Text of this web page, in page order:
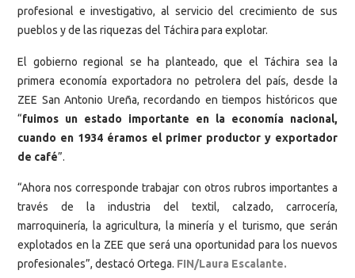
profesional e investigativo, al servicio del crecimiento de sus
pueblos y de las riquezas del Táchira para explotar.
El gobierno regional se ha planteado, que el Táchira sea la
primera economía exportadora no petrolera del país, desde la
ZEE San Antonio Ureña, recordando en tiempos históricos que
“fuimos un estado importante en la economía nacional,
cuando en 1934 éramos el primer productor y exportador
de café”.
“Ahora nos corresponde trabajar con otros rubros importantes a
través de la industria del textil, calzado, carrocería,
marroquinería, la agricultura, la minería y el turismo, que serán
explotados en la ZEE que será una oportunidad para los nuevos
profesionales”, destacó Ortega. FIN/Laura Escalante.